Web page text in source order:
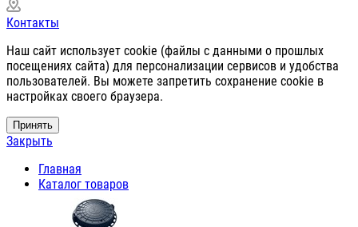
Контакты
Наш сайт использует cookie (файлы с данными о прошлых
посещениях сайта) для персонализации сервисов и удобства
пользователей. Вы можете запретить сохранение cookie в
настройках своего браузера.
Принять
Закрыть
Главная
Каталог товаров